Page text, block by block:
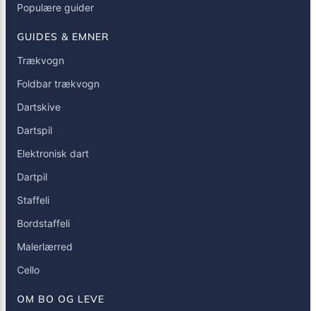
Populære guider
GUIDES & EMNER
Trækvogn
Foldbar trækvogn
Dartskive
Dartspil
Elektronisk dart
Dartpil
Staffeli
Bordstaffeli
Malerlærred
Cello
OM BO OG LEVE